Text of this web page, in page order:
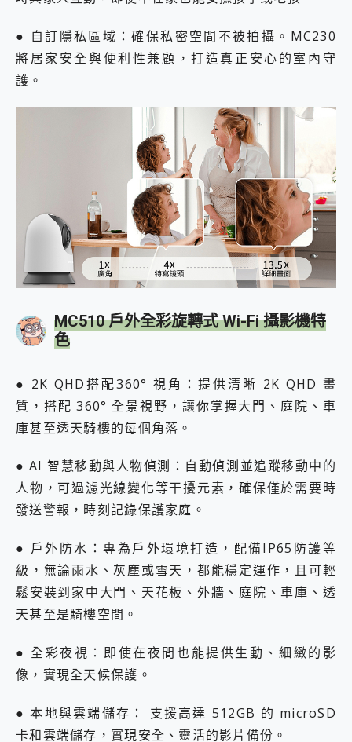
● 自訂隱私區域：確保私密空間不被拍攝。MC230
將居家安全與便利性兼顧，打造真正安心的室內守
護。
MC510 戶外全彩旋轉式 Wi-Fi 攝影機特
色
● 2K QHD搭配360° 視角：提供清晰 2K QHD 畫
質，搭配 360° 全景視野，讓你掌握大門、庭院、車
庫甚至透天騎樓的每個角落。
● AI 智慧移動與人物偵測：自動偵測並追蹤移動中的
人物，可過濾光線變化等干擾元素，確保僅於需要時
發送警報，時刻記錄保護家庭。
● 戶外防水：專為戶外環境打造，配備IP65防護等
級，無論雨水、灰塵或雪天，都能穩定運作，且可輕
鬆安裝到家中大門、天花板、外牆、庭院、車庫、透
天甚至是騎樓空間。
● 全彩夜視：即使在夜間也能提供生動、細緻的影
像，實現全天候保護。
● 本地與雲端儲存： 支援高達 512GB 的 microSD
卡和雲端儲存，實現安全、靈活的影片備份。